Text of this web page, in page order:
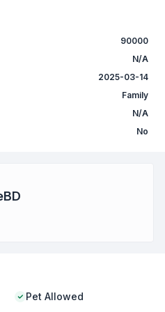
90000
N/A
2025-03-14
Family
N/A
No
Pet Allowed